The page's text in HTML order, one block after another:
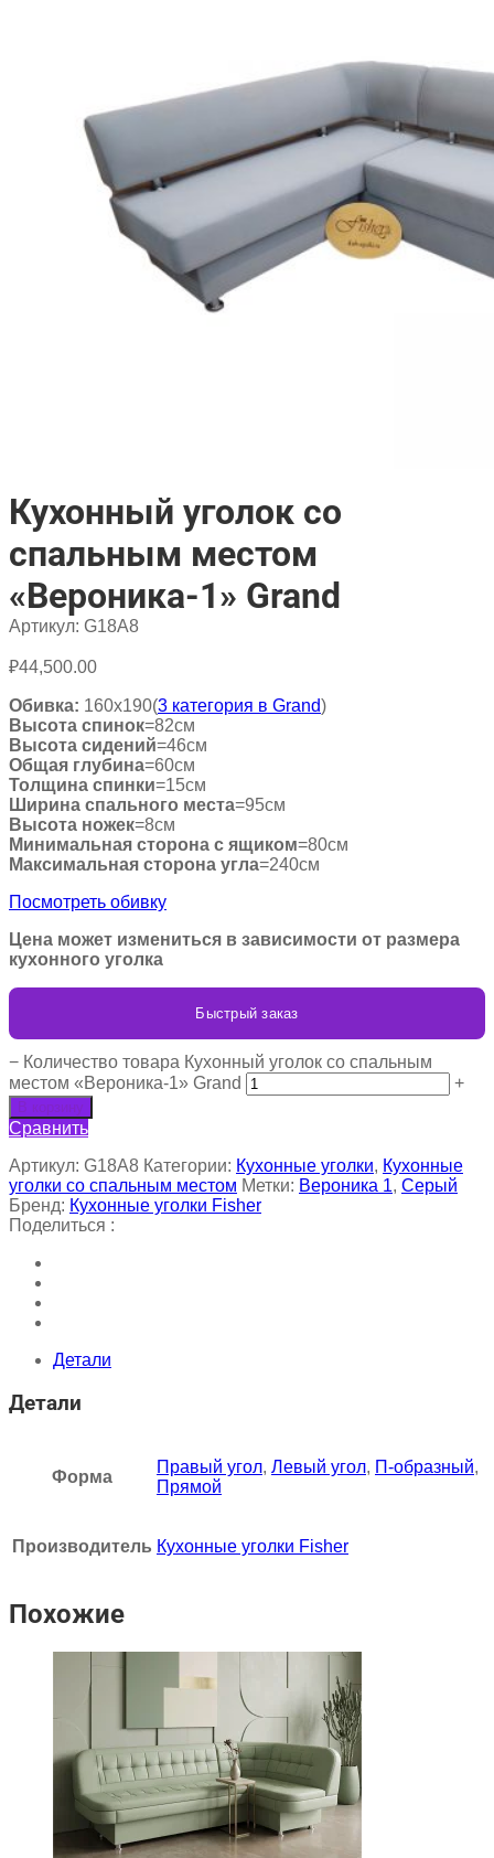
Кухонный уголок со
спальным местом
«Вероника-1» Grand
Артикул: G18A8
₽44,500.00
Обивка: 160х190(3 категория в Grand)
Высота спинок=82см
Высота сидений=46см
Общая глубина=60см
Толщина спинки=15см
Ширина спального места=95см
Высота ножек=8см
Минимальная сторона с ящиком=80см
Максимальная сторона угла=240см
Посмотреть обивку
Цена может измениться в зависимости от размера
кухонного уголка
Быстрый заказ
− Количество товара Кухонный уголок со спальным
местом «Вероника-1» Grand
+
В корзину
Сравнить
Артикул: G18A8 Категории: Кухонные уголки, Кухонные
уголки со спальным местом Метки: Вероника 1, Серый
Бренд: Кухонные уголки Fisher
Поделиться :
Детали
Детали
Форма
Правый угол, Левый угол, П-образный,
Прямой
Производитель Кухонные уголки Fisher
Похожие